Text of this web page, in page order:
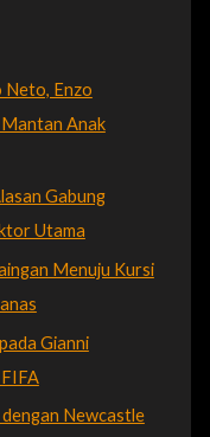
Neto, Enzo
Anak
Gabung
Utama
Menuju Kursi
Gianni
Newcastle